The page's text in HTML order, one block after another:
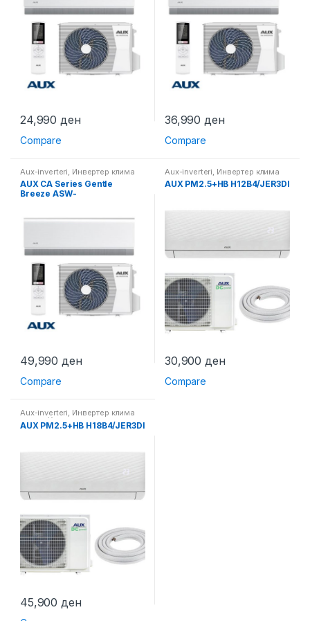
24,990 ден
Compare
36,990 ден
Compare
Aux-inverteri Инвертер клима
уреди
AUX CА Series Gentle
Breeze ASW-
49,990ден
Compare
Aux-inverteri Инвертер клима
уреди,Клима уреди
AUX PM2.5+HB H12B4/JER3DI
30,900ден
Compare
Aux-inverteri, Инвертер клима
уреди,Клима уреди
AUX PM2.5+HB H18B4/JER3DI
45,900ден